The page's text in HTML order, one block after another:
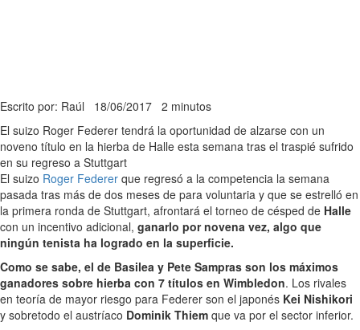
Escrito por: Raúl 18/06/2017 2 minutos
El suizo Roger Federer tendrá la oportunidad de alzarse con un
noveno título en la hierba de Halle esta semana tras el traspié sufrido
en su regreso a Stuttgart
El suizo Roger Federer que regresó a la competencia la semana
pasada tras más de dos meses de para voluntaria y que se estrelló en
la primera ronda de Stuttgart, afrontará el torneo de césped de Halle
con un incentivo adicional, ganarlo por novena vez, algo que
ningún tenista ha logrado en la superficie.
Como se sabe, el de Basilea y Pete Sampras son los máximos
ganadores sobre hierba con 7 títulos en Wimbledon. Los rivales
en teoría de mayor riesgo para Federer son el japonés Kei Nishikori
y sobretodo el austríaco Dominik Thiem que va por el sector inferior.